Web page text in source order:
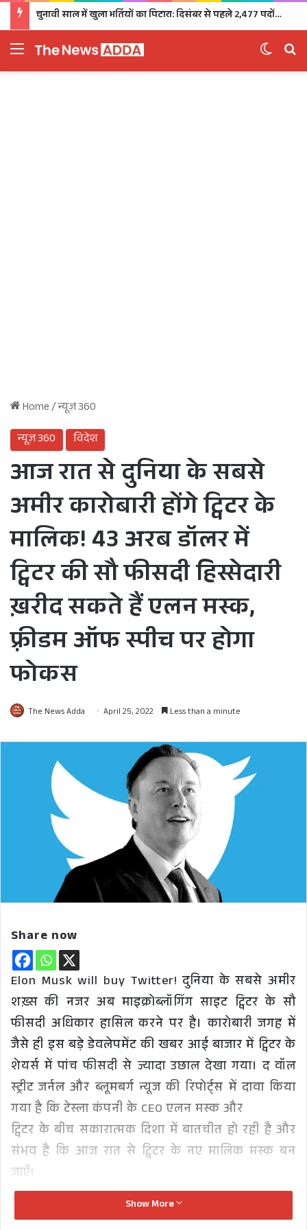
चुनावी साल में खुला भर्तियों का पिटारा: दिसंबर से पहले 2,477 पदों पर भर्ती, 1,470 पदों की परीक्षा भी होगी
Menu
Home/न्यूज़ 360
न्यूज़ 360
विदेश
आज रात से दुनिया के सबसे
अमीर कारोबारी होंगे ट्विटर के
मालिक! 43 अरब डॉलर में
ट्विटर की सौ फीसदी हिस्सेदारी
ख़रीद सकते हैं एलन मस्क,
फ़्रीडम ऑफ स्पीच पर होगा
फोकस
The News Adda April 25, 2022 Less than a minute
Share now
Elon Musk will buy Twitter! दुनिया के सबसे अमीर
शख़्स की नजर अब माइक्रोब्लॉगिंग साइट ट्विटर के सौ
फीसदी अधिकार हासिल करने पर है। कारोबारी जगह में
जैसे ही इस बड़े डेवलेपमेंट की खबर आई बाजार में ट्विटर के
शेयर्स में पांच फीसदी से ज्यादा उछाल देखा गया। द वॉल
स्ट्रीट जर्नल और ब्लूमबर्ग न्यूज की रिपोर्ट्स में दावा किया
गया है कि टेस्ला कंपनी के CEO एलन मस्क और
ट्विटर के बीच सकारात्मक दिशा में बातचीत हो रही है और
संभव है कि आज रात से ट्विटर के नए मालिक मस्क बन
जाएँ!
द वॉल स्ट्रीट जर्नल की रिपोर्ट के अनुसार टेस्ला सीईओ ने
Show More